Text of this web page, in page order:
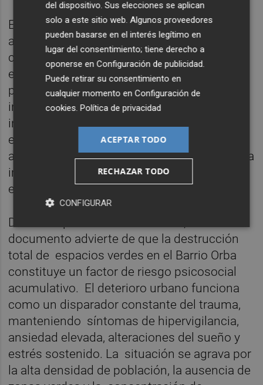
Entre diciembre y junio se realizaron 932
atenciones psicológicas, con una evolución
claramente ascendente: 40 en diciembre, 43
en enero, 160 en febrero, hasta alcanzar el
punto más crítico en marzo con 288
intervenciones, seguido de abril con 248. El
informe establece una correlación directa
entre este pico de crisis emocional y la
ausencia de avances visibles, causada por la
imposibilidad de aplicar mecanismos de
emergencia en la reconstrucción.
Desde un punto de vista técnico, el
documento advierte de que la destrucción
total de espacios verdes en el Barrio Orba
constituye un factor de riesgo psicosocial
acumulativo. El deterioro urbano funciona
como un disparador constante del trauma,
manteniendo síntomas de hipervigilancia,
ansiedad elevada, alteraciones del sueño y
estrés sostenido. La situación se agrava por
la alta densidad de población, la ausencia de
del dispositivo. Sus elecciones se aplican
solo a este sitio web. Algunos proveedores
pueden basarse en el interés legítimo en
lugar del consentimiento; tiene derecho a
oponerse enConfiguración de publicidad
Puede retirar su consentimiento en
cualquier momento enConfiguración de
cookies .Política de privacidad
ACEPTAR TODO
RECHAZAR TODO
CONFIGURAR